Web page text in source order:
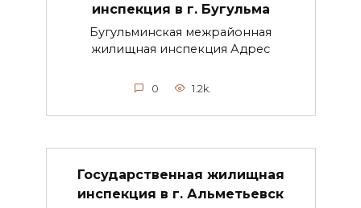
инспекция в г. Бугульма
Бугульминская межрайонная
жилищная инспекция Адрес
0 1.2k.
Государственная жилищная
инспекция в г. Альметьевск